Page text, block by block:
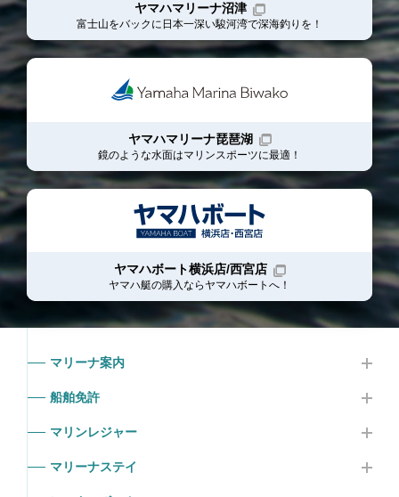
ヤマハマリーナ沼津
富士山をバックに日本一深い駿河湾で深海釣りを！
ヤマハマリーナ琵琶湖
鏡のような水面はマリンスポーツに最適！
ヤマハボート横浜店/西宮店
ヤマハ艇の購入ならヤマハボート へ！
マリーナ案内
船舶免許
マリンレジャー
マリーナステイ